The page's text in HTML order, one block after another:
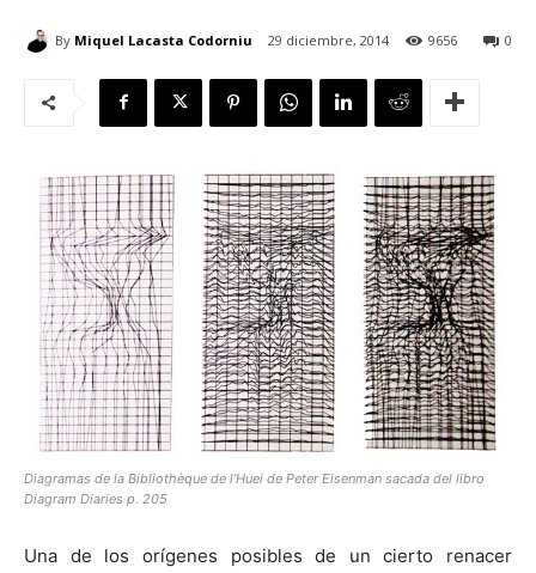
By Miquel Lacasta Codorniu 29 diciembre, 2014 0
9656
Diagramas de la Bibliothèque de l’Huei de Peter Eisenman sacada del libro
Diagram Diaries p. 205
Una de los orígenes posibles de un cierto renacer